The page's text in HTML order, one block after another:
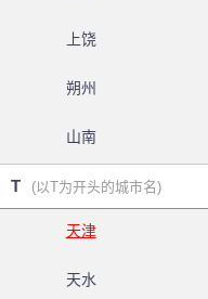
上饶
朔州
山南
T (以T为开头的城市名)
天津
天水